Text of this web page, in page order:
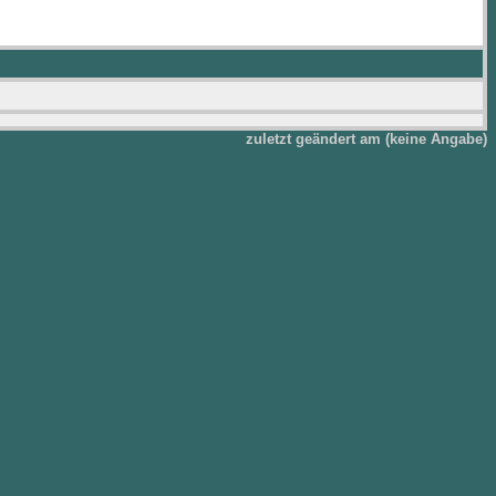
zuletzt geändert am (keine Angabe)